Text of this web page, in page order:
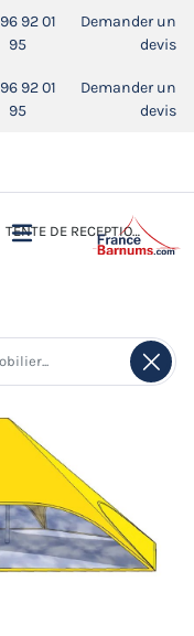
92 01
95
Demander un
devis
92 01
95
Demander un
devis
TENTE DE RÉCEPTION - TENTE ÉTOILE JAUNE L.14M Ø10M AVEC PACK FENÊTRES